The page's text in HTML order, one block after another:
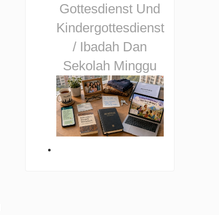
Gottesdienst Und
Kindergottesdienst
/ Ibadah Dan
Sekolah Minggu